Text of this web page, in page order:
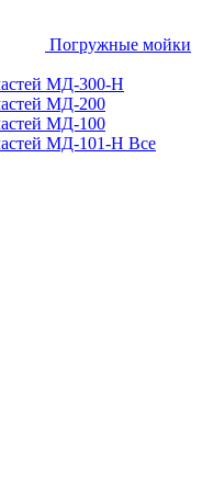
Погружные мойки
МД-300-H
МД-200
МД-100
МД-101-Н Все